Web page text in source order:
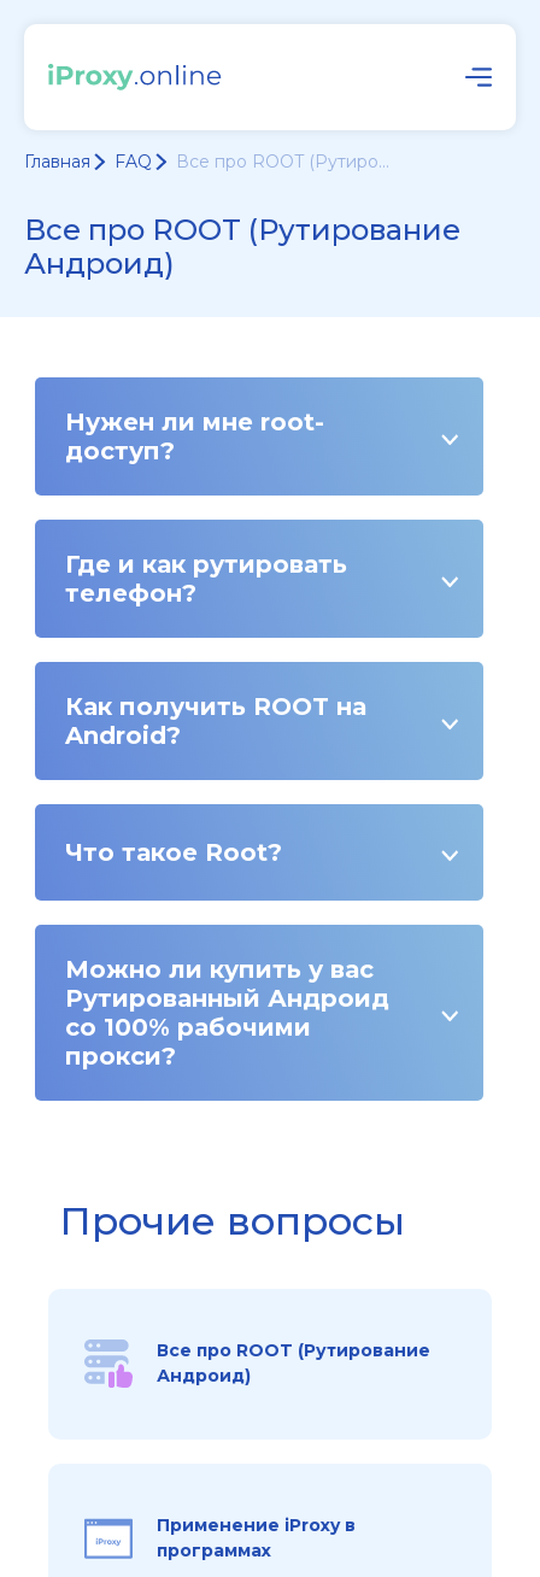
Главная FAQ Все про ROOT (Рутиро...
Все про ROOT (Рутирование
Андроид)
Нужен ли мне root-
доступ?
Где и как рутировать
телефон?
Как получить ROOT на
Android?
Что такое Root?
Можно ли купить у вас
Рутированный Андроид
со 100% рабочими
прокси?
Прочие вопросы
Все про ROOT (Рутирование
Андроид)
Применение iProxy в
программах